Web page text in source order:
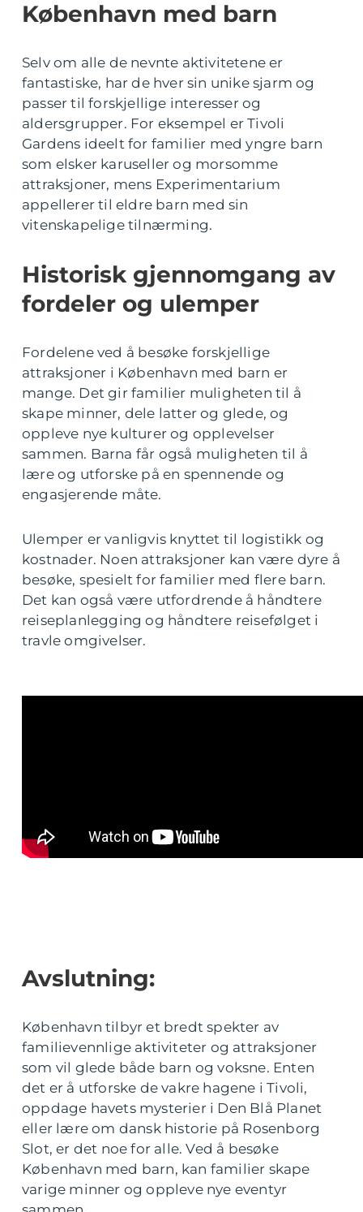
København med barn
Selv om alle de nevnte aktivitetene er
fantastiske, har de hver sin unike sjarm og
passer til forskjellige interesser og
aldersgrupper. For eksempel er Tivoli
Gardens ideelt for familier med yngre barn
som elsker karuseller og morsomme
attraksjoner, mens Experimentarium
appellerer til eldre barn med sin
vitenskapelige tilnærming.
Historisk gjennomgang av
fordeler og ulemper
Fordelene ved å besøke forskjellige
attraksjoner i København med barn er
mange. Det gir familier muligheten til å
skape minner, dele latter og glede, og
oppleve nye kulturer og opplevelser
sammen. Barna får også muligheten til å
lære og utforske på en spennende og
engasjerende måte.
Ulemper er vanligvis knyttet til logistikk og
kostnader. Noen attraksjoner kan være dyre å
besøke, spesielt for familier med flere barn.
Det kan også være utfordrende å håndtere
reiseplanlegging og håndtere reisefølget i
travle omgivelser.
Avslutning:
København tilbyr et bredt spekter av
familievennlige aktiviteter og attraksjoner
som vil glede både barn og voksne. Enten
det er å utforske de vakre hagene i Tivoli,
oppdage havets mysterier i Den Blå Planet
eller lære om dansk historie på Rosenborg
Slot, er det noe for alle. Ved å besøke
København med barn, kan familier skape
varige minner og oppleve nye eventyr